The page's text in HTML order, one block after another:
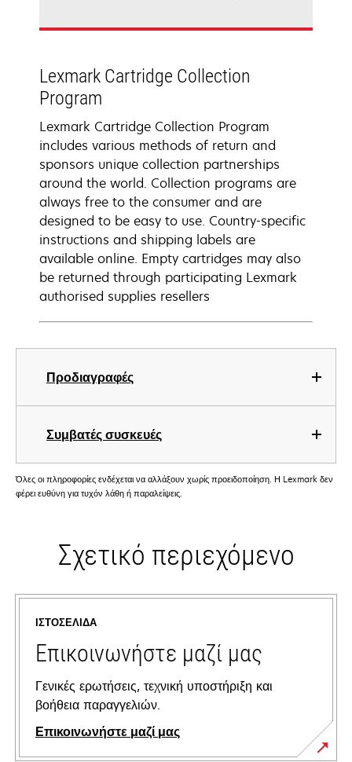
Προδιαγραφές
Συμβατές συσκευές
Lexmark Cartridge Collection
Program
Lexmark Cartridge Collection Program
includes various methods of return and
sponsors unique collection partnerships
around the world. Collection programs are
always free to the consumer and are
designed to be easy to use. Country-specific
instructions and shipping labels are
available online. Empty cartridges may also
be returned through participating Lexmark
authorised supplies resellers
Όλες οι πληροφορίες ενδέχεται να αλλάξουν χωρίς προειδοποίηση. Η Lexmark δεν
φέρει ευθύνη για τυχόν λάθη ή παραλείψεις.
Σχετικό περιεχόμενο
ΙΣΤΟΣΕΛΊΔΑ
Επικοινωνήστε μαζί μας
Γενικές ερωτήσεις, τεχνική υποστήριξη και
βοήθεια παραγγελιών.
Επικοινωνήστε μαζί μας